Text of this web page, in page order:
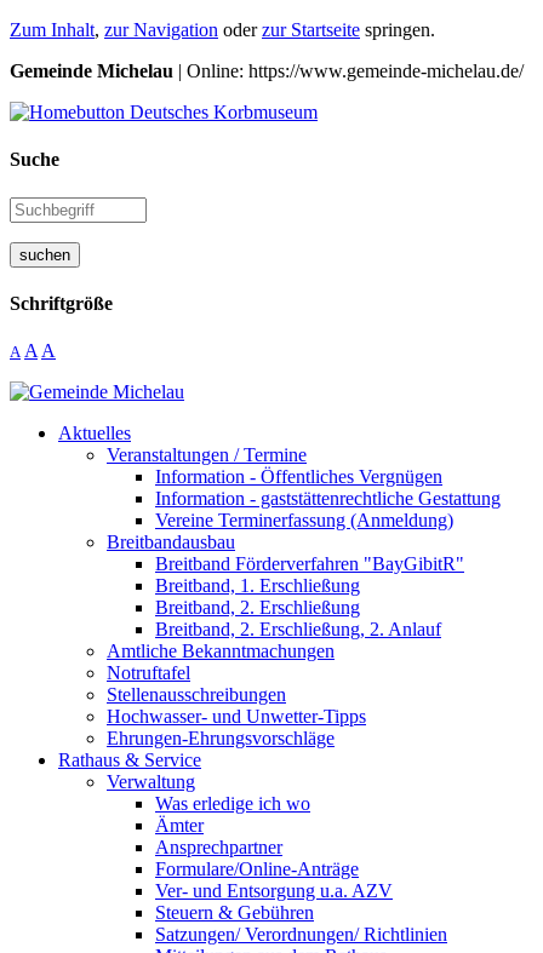
Zum Inhalt, zur Navigation oderzur Startseite springen.
Gemeinde Michelau | Online: https://www.gemeinde-michelau.de/
Suche
suchen
Schriftgröße
A A A
Aktuelles
Veranstaltungen / Termine
Information - Öffentliches Vergnügen
Information - gaststättenrechtliche Gestattung
Vereine Terminerfassung (Anmeldung)
Breitbandausbau
Breitband Förderverfahren "BayGibitR"
Breitband, 1. Erschließung
Breitband, 2. Erschließung
Breitband, 2. Erschließung, 2. Anlauf
Amtliche Bekanntmachungen
Notruftafel
Stellenausschreibungen
Hochwasser- und Unwetter-Tipps
Ehrungen-Ehrungsvorschläge
Rathaus & Service
Verwaltung
Was erledige ich wo
Ämter
Ansprechpartner
Formulare/Online-Anträge
Ver- und Entsorgung u.a. AZV
Steuern & Gebühren
Satzungen/ Verordnungen/ Richtlinien